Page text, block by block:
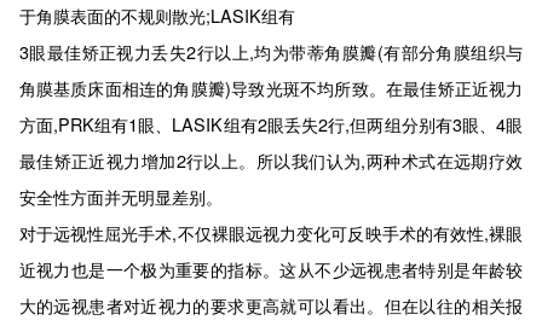
于角膜表面的不规则散光;LASIK组有
3眼最佳矫正视力丢失2行以上,均为带蒂角膜瓣(有部分角膜组织与
角膜基质床面相连的角膜瓣)导致光斑不均所致。在最佳矫正近视力
方面,PRK组有1眼、LASIK组有2眼丢失2行,但两组分别有3眼、4眼
最佳矫正近视力增加2行以上。所以我们认为,两种术式在远期疗效
安全性方面并无明显差别。
对于远视性屈光手术,不仅裸眼远视力变化可反映手术的有效性,裸眼
近视力也是一个极为重要的指标。这从不少远视患者特别是年龄较
大的远视患者对近视力的要求更高就可以看出。但在以往的相关报